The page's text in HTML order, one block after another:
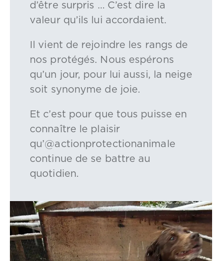
d’être surpris … C’est dire la
valeur qu’ils lui accordaient.
Il vient de rejoindre les rangs de
nos protégés. Nous espérons
qu’un jour, pour lui aussi, la neige
soit synonyme de joie.
Et c’est pour que tous puisse en
connaître le plaisir
qu’@actionprotectionanimale
continue de se battre au
quotidien.